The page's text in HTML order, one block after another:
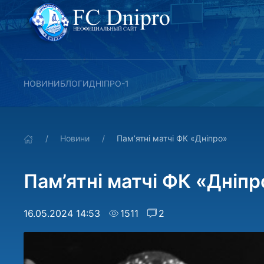
НОВИНИБЛОГИДНІПРО-1
Новини Пам’ятні матчі ФК «Дніпро»
Пам’ятні матчі ФК
16.05.2024 14:53 1511 2